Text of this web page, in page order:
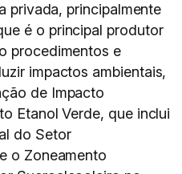
privada, principalmente
é o principal produtor
procedimentos e
impactos ambientais,
de Impacto
Etanol Verde, que inclui
do Setor
o Zoneamento